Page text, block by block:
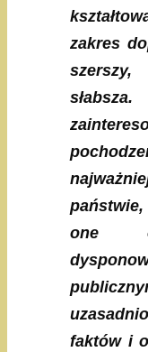
zakres
one
faktów i